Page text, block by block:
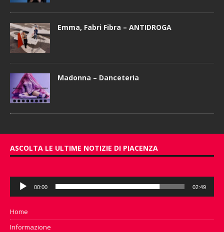
Emma, Fabri Fibra – ANTIDROGA
Madonna – Danceteria
ASCOLTA LE ULTIME NOTIZIE DI PIACENZA
Audio
Player
00:00 02:49
Home
Informazione